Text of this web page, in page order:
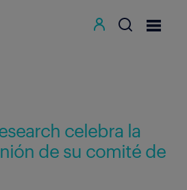
celebra la
de su comité de